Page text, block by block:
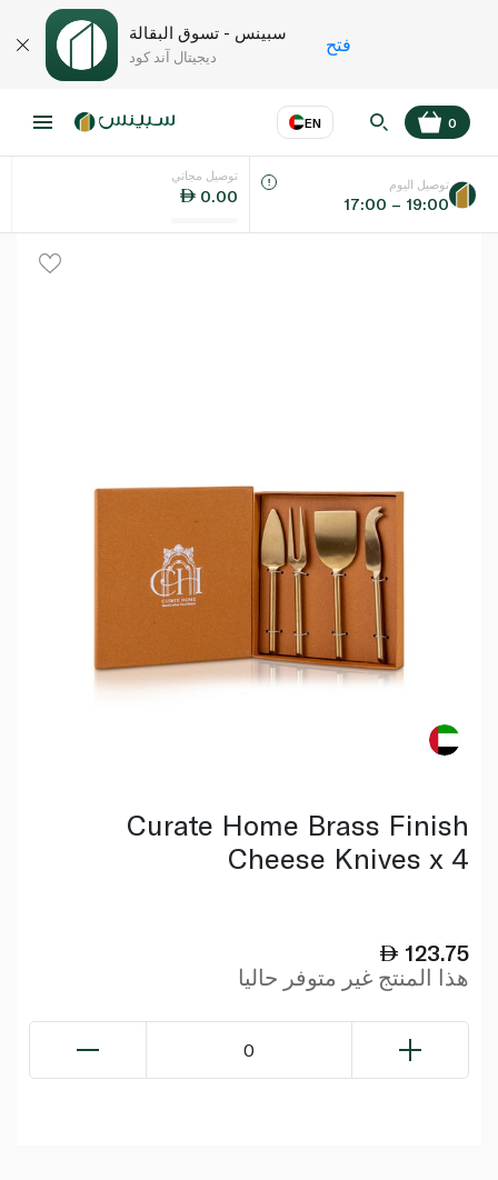
سبينس - تسوق البقالة
ديجيتال آند كود
فتح
EN
اللغة عر
0
توصيل مجاني
0.00
توصيل اليوم
17:00 – 19:00
Curate Home Brass Finish
Cheese Knives x 4
123.75
هذا المنتج غير متوفر حاليا
0